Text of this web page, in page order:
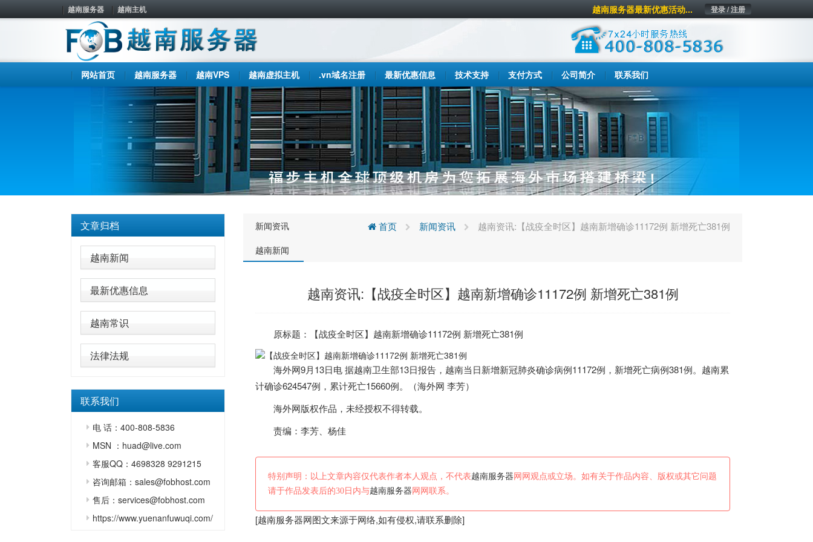
越南服务器 越南主机 登录 / 注册
越南服务器最新优惠活动...
网站首页 越南服务器 越南VPS 越南虚拟主机 .vn域名注册 最新优惠信息 技术支持 支付方式 公司简介 联系我们
文章归档
越南新闻
最新优惠信息
越南常识
法律法规
联系我们
电 话：400-808-5836
MSN ：huad@live.com
客服QQ：4698328 9291215
咨询邮箱：sales@fobhost.com
售后：services@fobhost.com
https://www.yuenanfuwuqi.com/
新闻资讯
越南新闻
首页 新闻资讯 越南资讯:【战疫全时区】越南新增确诊11172例 新增死亡381例
越南资讯:【战疫全时区】越南新增确诊11172例 新增死亡381例
原标题：【战疫全时区】 越南新增确诊11172例 新增死亡381例
海外网9月13日电据越南卫生部13日报告， 越南当日新增新冠肺炎确诊病例11172例，新增死亡病例381例。 越南累
计确诊624547例，累计死亡15660例。（海外网 李芳）
海外网版权作品，未经授权不得转载。
责编：李芳、杨佳
特别声明：以上文章内容仅代表作者本人观点，不代表越南服务器 网网观点或立场。如有关于作品内容、版权或其它问题
请于作品发表后的30日内与越南服务器 网网联系。
[越南服务器网图文来源于网络,如有侵权,请联系删除]